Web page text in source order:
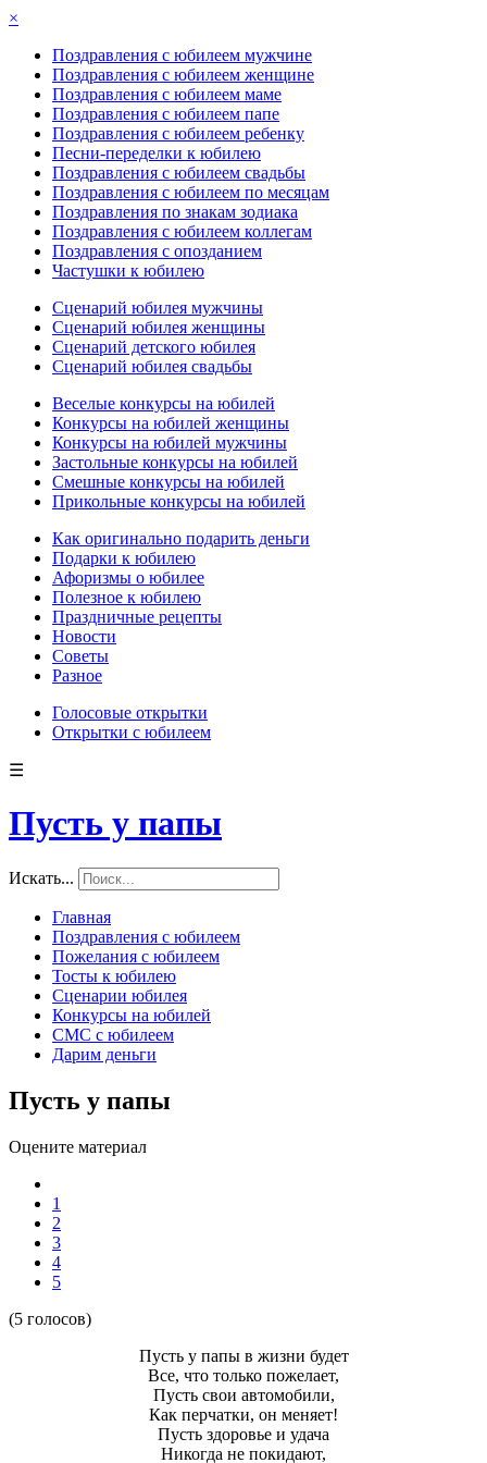
×
Поздравления с юбилеем мужчине
Поздравления с юбилеем женщине
Поздравления с юбилеем маме
Поздравления с юбилеем папе
Поздравления с юбилеем ребенку
Песни-переделки к юбилею
Поздравления с юбилеем свадьбы
Поздравления с юбилеем по месяцам
Поздравления по знакам зодиака
Поздравления с юбилеем коллегам
Поздравления с опозданием
Частушки к юбилею
Сценарий юбилея мужчины
Сценарий юбилея женщины
Сценарий детского юбилея
Сценарий юбилея свадьбы
Веселые конкурсы на юбилей
Конкурсы на юбилей женщины
Конкурсы на юбилей мужчины
Застольные конкурсы на юбилей
Смешные конкурсы на юбилей
Прикольные конкурсы на юбилей
Как оригинально подарить деньги
Подарки к юбилею
Афоризмы о юбилее
Полезное к юбилею
Праздничные рецепты
Новости
Советы
Разное
Голосовые открытки
Открытки с юбилеем
☰
Пусть у папы
Искать...
Главная
Поздравления с юбилеем
Пожелания с юбилеем
Тосты к юбилею
Сценарии юбилея
Конкурсы на юбилей
СМС с юбилеем
Дарим деньги
Пусть у папы
Оцените материал
1
2
3
4
5
(5 голосов)
Пусть у папы в жизни будет
Все, что только пожелает,
Пусть свои автомобили,
Как перчатки, он меняет!
Пусть здоровье и удача
Никогда не покидают,